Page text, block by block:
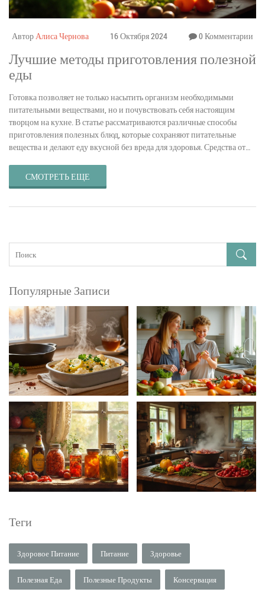
АвторАлиса Чернова 16 Октября 2024 0 Комментарии
Лучшие методы приготовления полезной
еды
Готовка позволяет не только насытить организм необходимыми
питательными веществами, но и почувствовать себя настоящим
творцом на кухне. В статье рассматриваются различные способы
приготовления полезных блюд, которые сохраняют питательные
вещества и делают еду вкусной без вреда для здоровья. Средства от
улучшают пищевые привычки. Изучив каждый метод, читатель
сможет выбрать подходящий способ для своих нужд и предпочтений.
СМОТРЕТЬ ЕЩЕ
Популярные Записи
Теги
Здоровое Питание Питание Здоровье
Полезная Еда Полезные Продукты Консервация